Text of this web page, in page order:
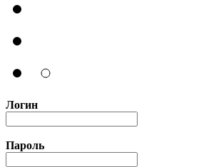
Логин
Пароль